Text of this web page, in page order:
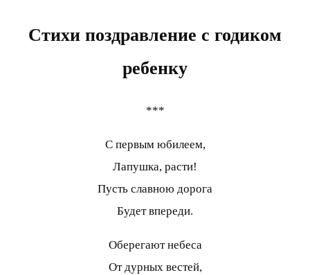
Стихи поздравление с годиком
ребенку
***
С первым юбилеем,
Лапушка, расти!
Пусть славною дорога
Будет впереди.
Оберегают небеса
От дурных вестей,